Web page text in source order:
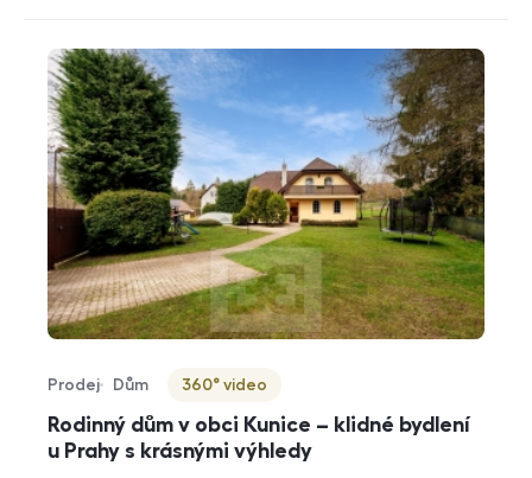
Rodinný dům v obci Kunice – klidné bydlení
u Prahy s krásnými výhledy
Typ nabídky
Prodej
Typ nemovitosti
Dům
Virtuální prohlídka
360° video